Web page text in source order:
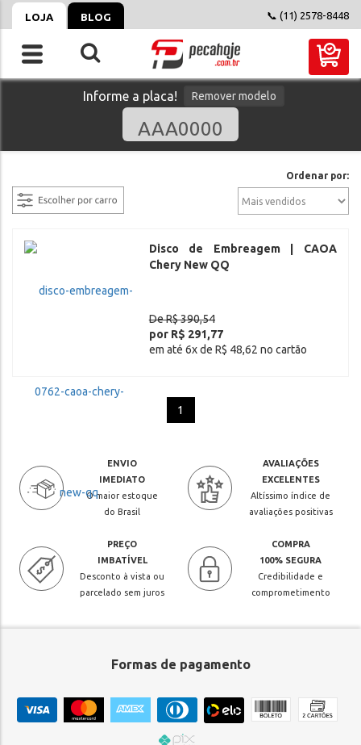
LOJA BLOG 📞 (11) 2578-8448
Informe a placa! Remover modelo
Ordenar por:
Disco de Embreagem | CAOA
Chery New QQ
De R$ 390,54
por R$ 291,77
em até 6x de R$ 48,62 no cartão
1
ENVIO
IMEDIATO
O maior estoque
do Brasil
AVALIAÇÕES
EXCELENTES
Altíssimo índice de
avaliações positivas
PREÇO
IMBATÍVEL
Desconto à vista ou
parcelado sem juros
COMPRA
100% SEGURA
Credibilidade e
comprometimento
Formas de pagamento